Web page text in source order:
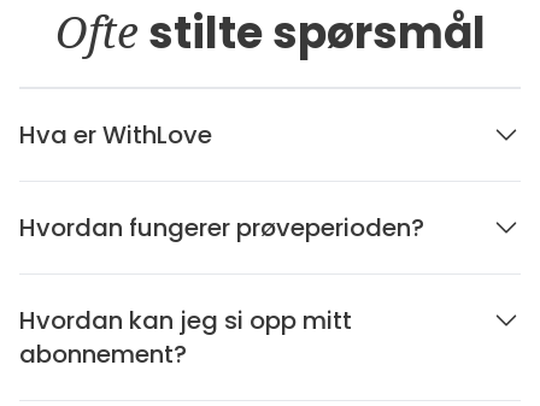
Ofte stilte spørsmål
Hva er WithLove
Hvordan fungerer prøveperioden?
Hvordan kan jeg si opp mitt
abonnement?